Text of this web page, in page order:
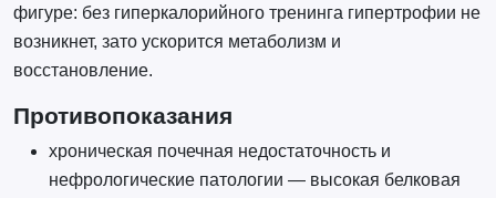
фигуре: без гиперкалорийного тренинга гипертрофии не
возникнет, зато ускорится метаболизм и
восстановление.
Противопоказания
хроническая почечная недостаточность и
нефрологические патологии — высокая белковая